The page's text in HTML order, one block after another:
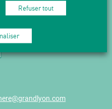
Refuser tout